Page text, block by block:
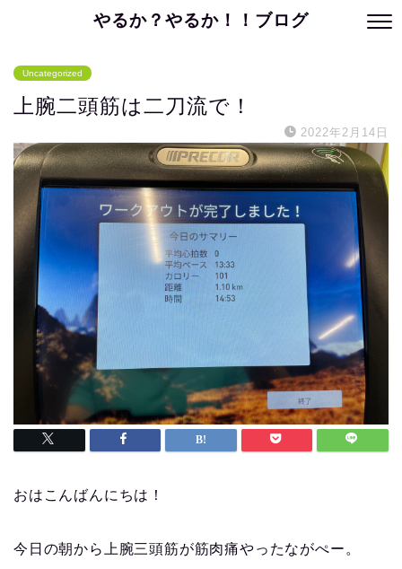
やるか？やるか！！ブログ
Uncategorized
上腕二頭筋は二刀流で！
2022年2月14日
おはこんばんにちは！
今日の朝から上腕三頭筋が筋肉痛やったながぺー。